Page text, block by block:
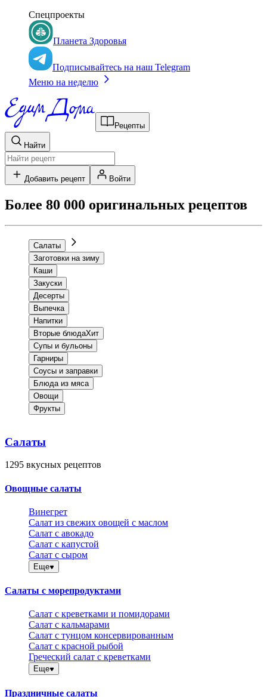
Спецпроекты
Планета Здоровья
Подписывайтесь на наш Telegram
Меню на неделю
Рецепты
Найти
Добавить рецепт Войти
Более 80 000 оригинальных рецептов
Салаты
Заготовки на зиму
Каши
Закуски
Десерты
Выпечка
Напитки
Вторые блюдаХит
Супы и бульоны
Гарниры
Соусы и заправки
Блюда из мяса
Овощи
Фрукты
Салаты
1295 вкусных рецептов
Овощные салаты
Винегрет
Салат из свежих овощей с маслом
Салат с авокадо
Салат с капустой
Салат с сыром
Еще
Салаты с морепродуктами
Салат с креветками и помидорами
Салат с кальмарами
Салат с тунцом консервированным
Салат с красной рыбой
Греческий салат с креветками
Еще
Праздничные салаты